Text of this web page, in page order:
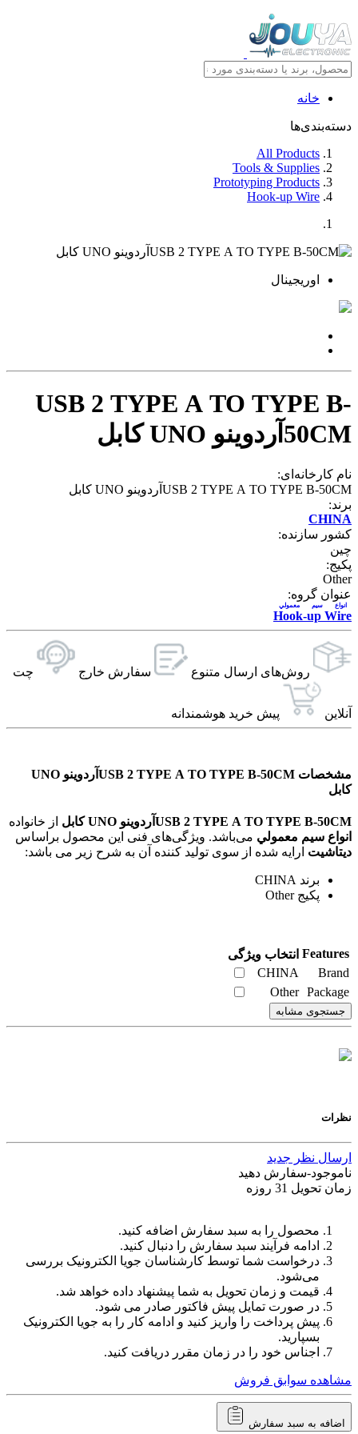
خانه
دسته‌بندی‌ها
All Products
Tools & Supplies
Prototyping Products
Hook-up Wire
اوریجینال
USB 2 TYPE A TO TYPE B-
50CMآردوینو UNO کابل
نام کارخانه‌ای:
USB 2 TYPE A TO TYPE B-50CMآردوینو UNO کابل
برند:
CHINA
کشور سازنده:
چین
پکیج:
Other
عنوان گروه:
Hook-up Wire
انواع سيم معمولي
روش‌های ارسال‌ متنوع سفارش خارج چت
آنلاین پیش خرید هوشمندانه
مشخصات USB 2 TYPE A TO TYPE B-50CMآردوینو UNO
کابل
USB 2 TYPE A TO TYPE B-50CMآردوینو UNO کابل
از خانواده
انواع سيم معمولي
دیتاشیت ارایه شده از سوی تولید کننده آن به شرح زیر می باشد:
برند CHINA
پکیج Other
Features انتخاب ویژگی
Brand
CHINA
Package
Other
جستجوی مشابه
نظرات
ارسال نظر جدید
ناموجود-سفارش دهید
زمان تحویل 31 روزه
محصول را به سبد سفارش اضافه کنید.
ادامه فرآیند سبد سفارش را دنبال کنید.
درخواست شما توسط کارشناسان جویا الکترونیک بررسی
می‌شود.
قیمت و زمان تحویل به شما پیشنهاد داده خواهد شد.
در صورت تمایل پیش فاکتور صادر می شود.
پیش پرداخت را واریز کنید و ادامه کار را به جویا الکترونیک
بسپارید.
اجناس خود را در زمان مقرر دریافت کنید.
مشاهده سوابق فروش
اضافه به سبد سفارش